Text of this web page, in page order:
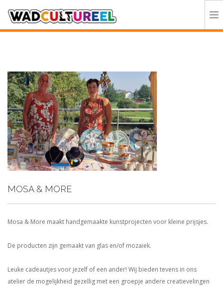
DEELNEMERS
DOE MEE
CONTACT
ORGANISATIE
MOSA & MORE
Mosa & More maakt handgemaakte kunstprojecten voor kleine prijsjes.
De producten zijn gemaakt van glas en/of mozaiek.
Leuke cadeautjes voor jezelf of een ander! Wij bieden tevens in ons
atelier de mogelijkheid gezellig met een groepje andere creatievelingen